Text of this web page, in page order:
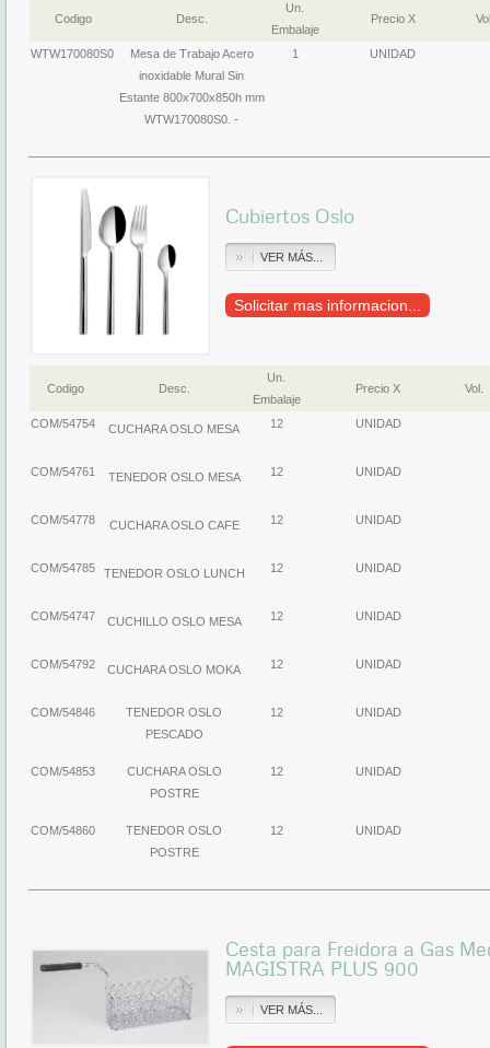
Codigo Desc.
Un.
Embalaje
Precio X
WTW170080S0
Mesa de Trabajo Acero
inoxidable Mural Sin
Estante 800x700x850h mm
WTW170080S0. -
1 UNIDAD
Cubiertos Oslo
VER MÁS...
Solicitar mas informacion...
Codigo Desc.
Un.
Embalaje
Precio X Vol.
COM/54754 CUCHARA OSLO MESA 12 UNIDAD
COM/54761 TENEDOR OSLO MESA 12 UNIDAD
COM/54778 CUCHARA OSLO CAFE 12 UNIDAD
COM/54785 TENEDOR OSLO LUNCH 12 UNIDAD
COM/54747 CUCHILLO OSLO MESA 12 UNIDAD
COM/54792 CUCHARA OSLO MOKA 12 UNIDAD
COM/54846
TENEDOR OSLO
PESCADO
12 UNIDAD
COM/54853
CUCHARA OSLO
POSTRE
12 UNIDAD
COM/54860
TENEDOR OSLO
POSTRE
12 UNIDAD
Cesta para Freidora a Gas
MAGISTRA PLUS 900
VER MÁS...